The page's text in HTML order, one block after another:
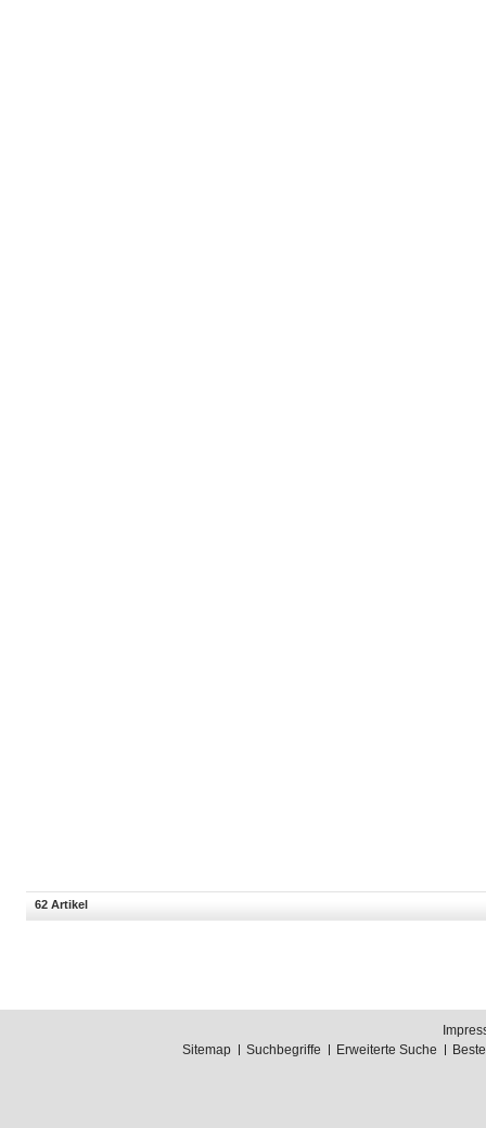
62 Artikel
Sitemap
Suchbegriffe Erweiterte Suche